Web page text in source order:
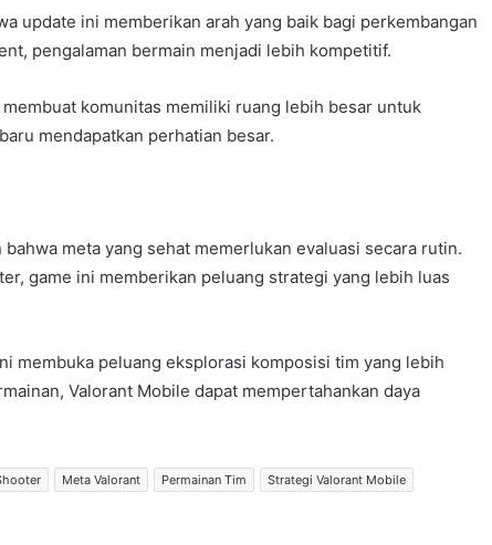
update ini memberikan arah yang baik bagi perkembangan
pengalaman bermain menjadi lebih kompetitif.
komunitas memiliki ruang lebih besar untuk
mendapatkan perhatian besar.
meta yang sehat memerlukan evaluasi secara rutin.
game ini memberikan peluang strategi yang lebih luas
membuka peluang eksplorasi komposisi tim yang lebih
Valorant Mobile dapat mempertahankan daya
Meta Valorant Permainan Tim
Strategi Valorant Mobile